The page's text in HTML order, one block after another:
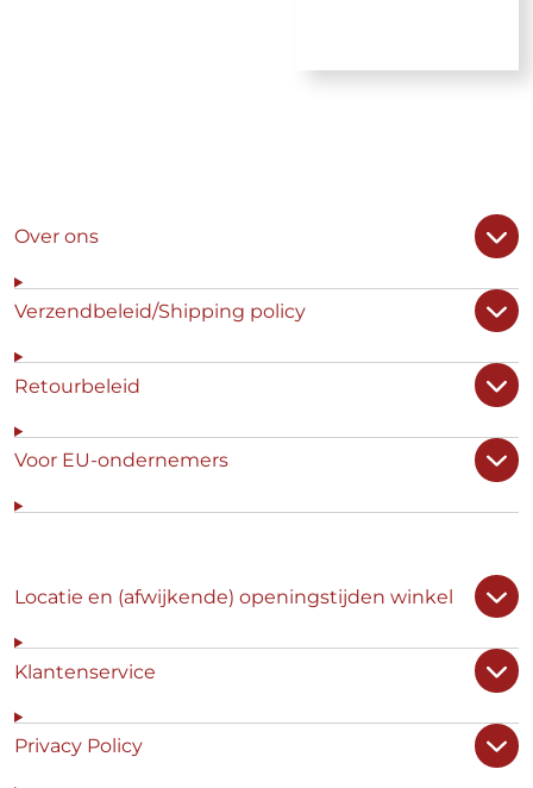
Over ons
Verzendbeleid/Shipping policy
Retourbeleid
Voor EU-ondernemers
Locatie en (afwijkende) openingstijden winkel
Klantenservice
Privacy Policy